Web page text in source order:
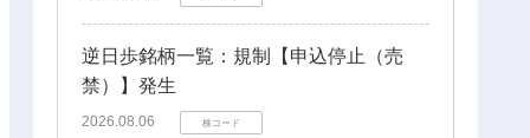
逆日歩銘柄一覧：規制【申込停止（売
禁）】発生
2026.08.06 株コード